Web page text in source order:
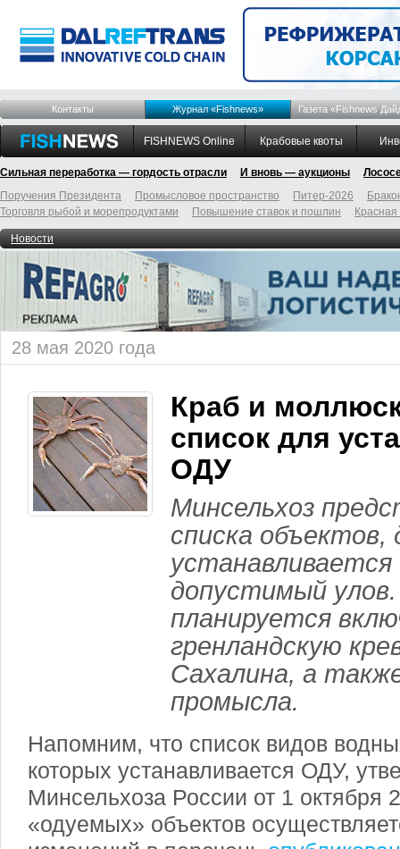
Контакты Журнал «Fishnews» Газета «Fishnews
FISHNEWS Online Крабовые квоты
Сильная переработка — гордость отрасли И вновь — аукционы
Поручения Президента
Промысловое пространство Питер-2026
Торговля рыбой и морепродуктами
Повышение ставок и пошлин
Новости
28 мая 2020 года
Краб и
список для
ОДУ
Минсельхоз
списка объектов,
допустимый
планируется
гренландскую
Сахалина, а
промысла.
Напомним, что список видов
которых устанавливается ОДУ,
Минсельхоза России от 1
«одуемых» объектов